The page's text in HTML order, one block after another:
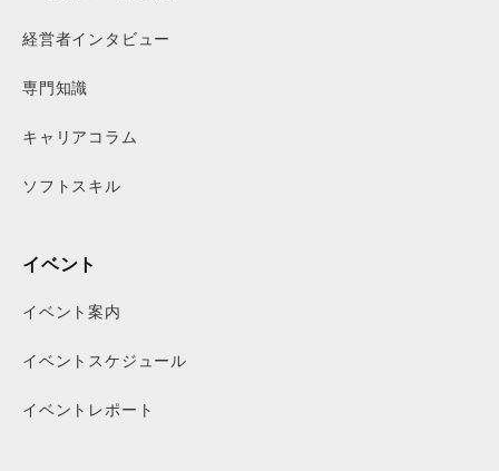
経営者インタビュー
専門知識
キャリアコラム
ソフトスキル
イベント
イベント案内
イベントスケジュール
イベントレポート